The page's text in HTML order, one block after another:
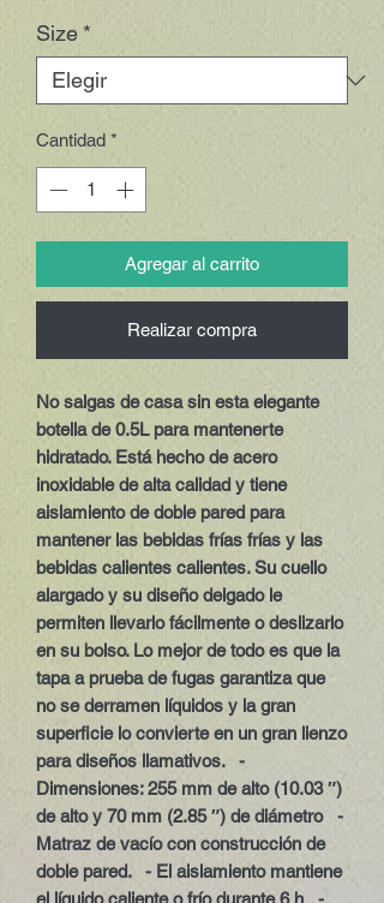
Size *
Cantidad *
Agregar al carrito
Realizar compra
No salgas de casa sin esta elegante
botella de 0.5L para mantenerte
hidratado. Está hecho de acero
inoxidable de alta calidad y tiene
aislamiento de doble pared para
mantener las bebidas frías frías y las
bebidas calientes calientes. Su cuello
alargado y su diseño delgado le
permiten llevarlo fácilmente o deslizarlo
en su bolso. Lo mejor de todo es que la
tapa a prueba de fugas garantiza que
no se derramen líquidos y la gran
superficie lo convierte en un gran lienzo
para diseños llamativos.   -
Dimensiones: 255 mm de alto (10.03 ″)
de alto y 70 mm (2.85 ″) de diámetro   -
Matraz de vacío con construcción de
doble pared.   - El aislamiento mantiene